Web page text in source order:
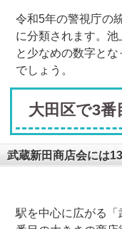
令和5年の警視庁の
に分類されます。
と少なめの数字と
でしょう。
大田区で3
武蔵新田商店会には
駅を中心に広がる